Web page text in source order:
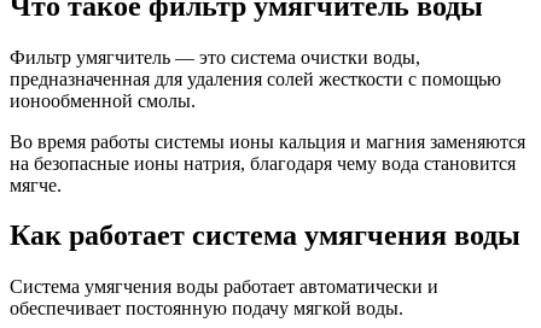
Фильтр умягчитель — это система очистки воды,
предназначенная для удаления солей жесткости с помощью
ионообменной смолы.
Во время работы системы ионы кальция и магния заменяются
на безопасные ионы натрия, благодаря чему вода становится
мягче.
Как работает система умягчения воды
Система умягчения воды работает автоматически и
обеспечивает постоянную подачу мягкой воды.